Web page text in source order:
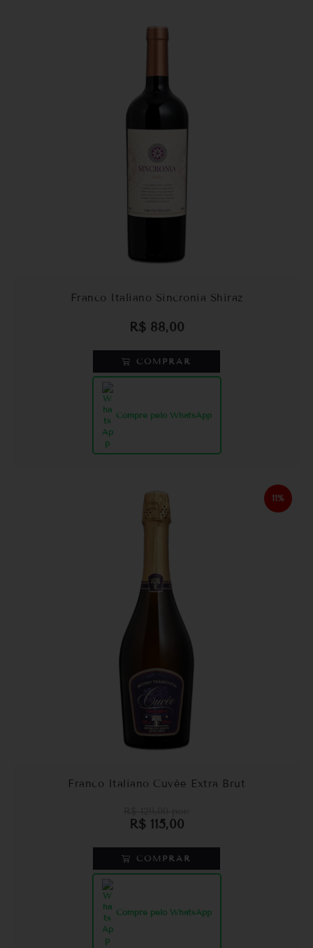
Franco Italiano Sincronia Shiraz
R$88,00
COMPRAR
Compre pelo WhatsApp
11%
Franco Italiano Cuvée Extra Brut
R$115,00
COMPRAR
Compre pelo WhatsApp